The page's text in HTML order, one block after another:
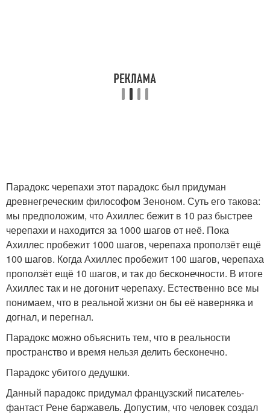
Парадокс черепахи этот парадокс был придуман
древнегреческим философом Зеноном. Суть его такова:
мы предположим, что Ахиллес бежит в 10 раз быстрее
черепахи и находится за 1000 шагов от неё. Пока
Ахиллес пробежит 1000 шагов, черепаха проползёт ещё
100 шагов. Когда Ахиллес пробежит 100 шагов, черепаха
проползёт ещё 10 шагов, и так до бесконечности. В итоге
Ахиллес так и не догонит черепаху. Естественно все мы
понимаем, что в реальной жизни он бы её наверняка и
догнал, и перегнал.
Парадокс можно объяснить тем, что в реальности
пространство и время нельзя делить бесконечно.
Парадокс убитого дедушки.
Данный парадокс придумал французский писателеь-
фантаст Рене баржавель. Допустим, что человек создал